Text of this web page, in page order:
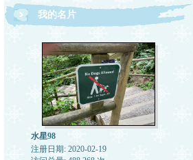
我的名片
水星98
注册日期: 2020-02-19